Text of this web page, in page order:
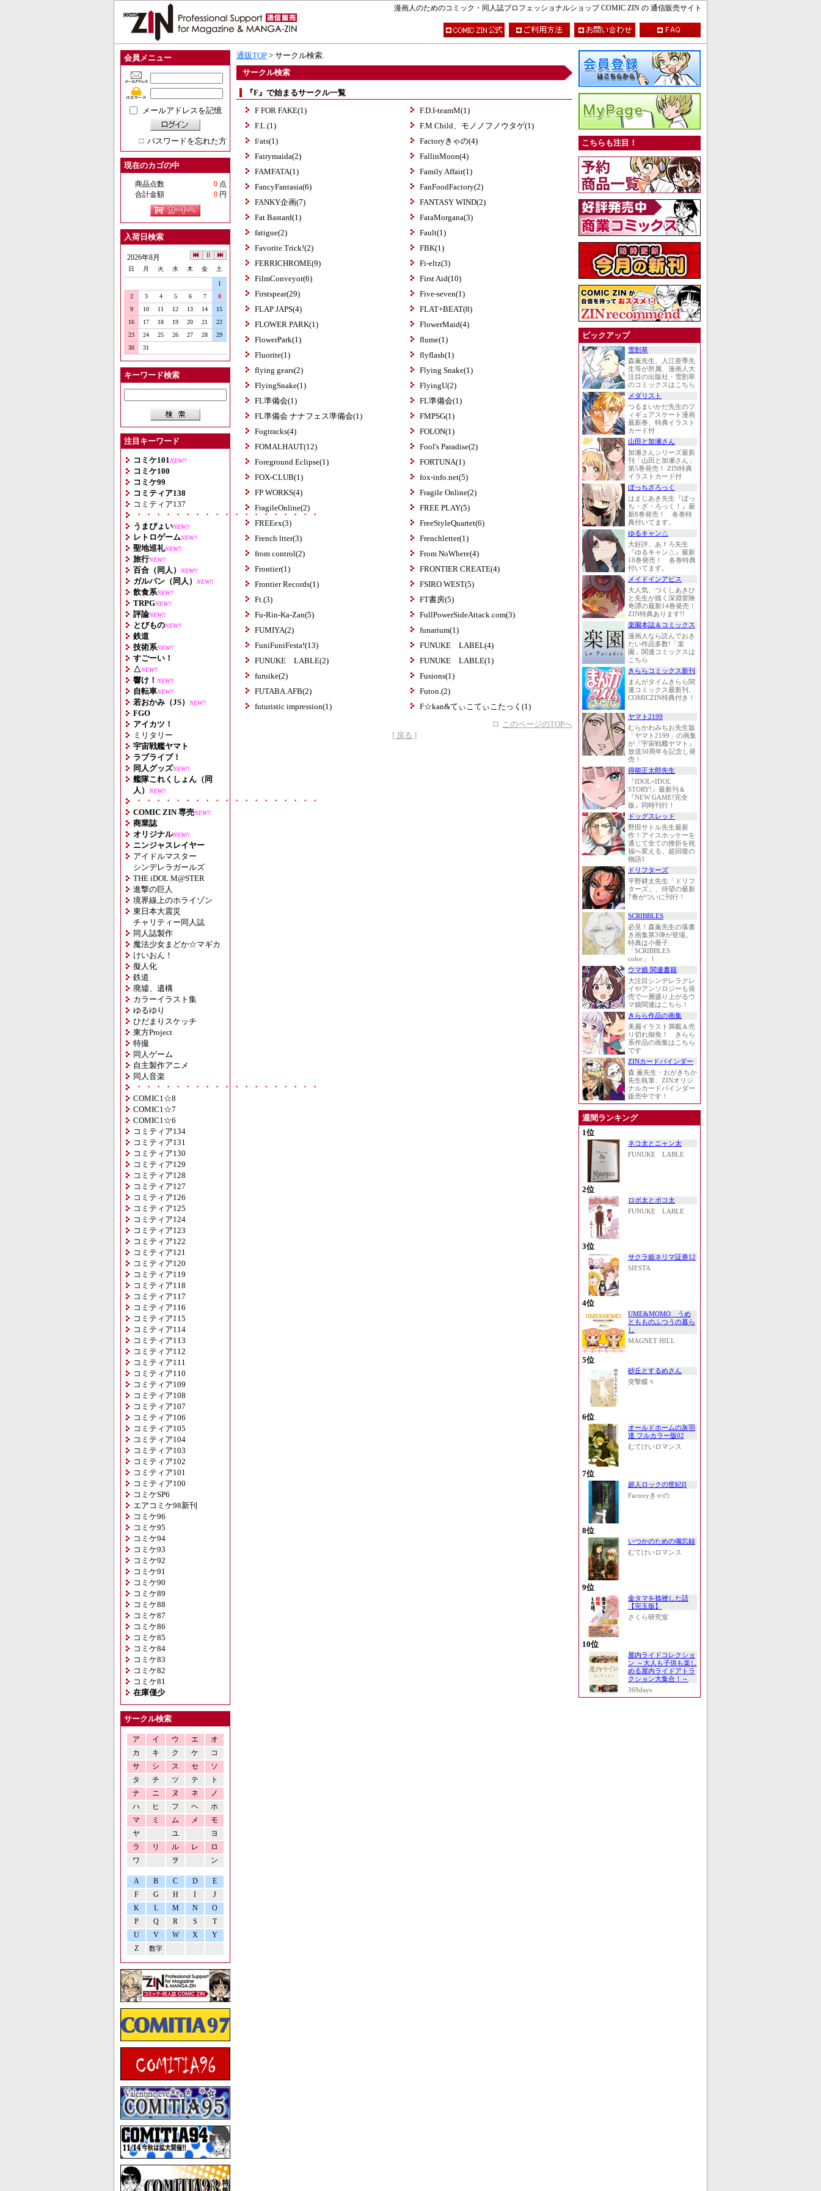
漫画人のためのコミック・同人誌プロフェッショナルショップ COMIC ZIN の 通信販売サイト
会員メニュー
メールアドレスを記憶
パスワードを忘れた方
現在のカゴの中
商品点数 0 点
合計金額
0 円
入荷日検索
2026年8月
日 月 火 水 木 金 土
1
2
3 4 5 6 7
8
9
10 11 12 13 14
15
16
17 18 19 20 21
22
23
24 25 26 27 28
29
30
31
キーワード検索
注目キーワード
コミケ101 NEW!!
コミケ100
コミケ99
コミティア138
コミティア137
・・・・・・・・・・・・・・・・・・・
うまぴょいNEW!!
レトロゲームNEW!!
聖地巡礼NEW!!
旅行NEW!!
百合（同人） NEW!!
ガルパン（同人） NEW!!
飲食系NEW!!
TRPGNEW!!
評論NEW!!
とびものNEW!!
鉄道
技術系NEW!!
すごーい！
△NEW!!
響け！ NEW!!
自転車NEW!!
若おかみ（JS） NEW!!
FGO
アイカツ！
ミリタリー
宇宙戦艦ヤマト
ラブライブ！
同人グッズNEW!!
艦隊これくしょん（同
人）
NEW!!
・・・・・・・・・・・・・・・・・・・
COMIC ZIN 専売NEW!!
商業誌
オリジナルNEW!!
ニンジャスレイヤー
アイドルマスター
シンデレラガールズ
THE iDOL M@STER
進撃の巨人
境界線上のホライゾン
東日本大震災
チャリティー同人誌
同人誌製作
魔法少女まどか☆マギカ
けいおん！
擬人化
鉄道
廃墟、遺構
カラーイラスト集
ゆるゆり
ひだまりスケッチ
東方Project
特撮
同人ゲーム
自主製作アニメ
同人音楽
・・・・・・・・・・・・・・・・・・・
COMIC1☆8
COMIC1☆7
COMIC1☆6
コミティア134
コミティア131
コミティア130
コミティア129
コミティア128
コミティア127
コミティア126
コミティア125
コミティア124
コミティア123
コミティア122
コミティア121
コミティア120
コミティア119
コミティア118
コミティア117
コミティア116
コミティア115
コミティア114
コミティア113
コミティア112
コミティア111
コミティア110
コミティア109
コミティア108
コミティア107
コミティア106
コミティア105
コミティア104
コミティア103
コミティア102
コミティア101
コミティア100
コミケSP6
エアコミケ98新刊
コミケ96
コミケ95
コミケ94
コミケ93
コミケ92
コミケ91
コミケ90
コミケ89
コミケ88
コミケ87
コミケ86
コミケ85
コミケ84
コミケ83
コミケ82
コミケ81
在庫僅少
サークル検索
ア イ ウ エ
オ
カ
キ ク ケ
コ
サ
シ ス セ
ソ
タ
チ ツ テ
ト
ナ
ニ ヌ ネ
ノ
ハ
ヒ フ ヘ
ホ
マ
ミ ム メ
モ
ヤ
ユ
ヨ
ラ
リ ル レ
ロ
ワ
ヲ ン
A B C D
E
F
G H I
J
K
L M N
O
P
Q R S
T
U
V W X
Y
Z
数字
通販TOP > サークル検索.
サークル検索
『F』で始まるサークル一覧
F FOR FAKE(1)
F.D.I-teamM(1)
F.L.(1)
F.M.Child、モノノフノウタゲ(1)
f/ats(1)
Factoryきゃの(4)
Fairymaida(2)
FallinMoon(4)
FAMFATA(1)
Family Affair(1)
FancyFantasia(6)
FanFoodFactory(2)
FANKY企画(7)
FANTASY WIND(2)
Fat Bastard(1)
FataMorgana(3)
fatigue(2)
Fault(1)
Favorite Trick!(2)
FBK(1)
FERRICHROME(9)
Fi-eltz(3)
FilmConveyor(6)
First Aid(10)
Firstspear(29)
Five-seven(1)
FLAP JAPS(4)
FLAT+BEAT(8)
FLOWER PARK(1)
FlowerMaid(4)
FlowerPark(1)
flume(1)
Fluorite(1)
flyflash(1)
flying gears(2)
Flying Snake(1)
FlyingSnake(1)
FlyingU(2)
FL準備会(1)
FL準備会(1)
FL準備会 ナナフェス準備会(1)
FMPSG(1)
Fogtracks(4)
FOLON(1)
FOMALHAUT(12)
Fool's Paradise(2)
Foreground Eclipse(1)
FORTUNA(1)
FOX-CLUB(1)
fox-info.net(5)
FP WORKS(4)
Fragile Online(2)
FragileOnline(2)
FREE PLAY(5)
FREEex(3)
FreeStyleQuartet(6)
French ltter(3)
Frenchletter(1)
from control(2)
From NoWhere(4)
Frontier(1)
FRONTIER CREATE(4)
Frontier Records(1)
FSIRO WEST(5)
Ft.(3)
FT書房(5)
Fu-Rin-Ka-Zan(5)
FullPowerSideAttack.com(3)
FUMIYA(2)
funarium(1)
FuniFuniFesta!(13)
FUNUKE LABEL(4)
FUNUKE LABLE(2)
FUNUKE LABLE(1)
furuike(2)
Fusions(1)
FUTABA.AFB(2)
Futon.(2)
futuristic impression(1)
F☆kan&てぃこてぃこたっく(1)
このページのTOPへ
[ 戻る ]
こちらも注目！
ピックアップ
雪割草
森薫先生、入江亜季先
生等が所属、漫画人大
注目の出版社・雪割草
のコミックスはこちら
メダリスト
つるまいかだ先生のフ
ィギュアスケート漫画
最新巻、特典イラスト
カード付
山田と加瀬さん
加瀬さんシリーズ最新
刊「山田と加瀬さん」
第5巻発売！ ZIN特典
イラストカード付
ぼっちざろっく
はまじあき先生『ぼっ
ち・ざ・ろっく！』最
新8巻発売！ 各巻特
典付いてます。
ゆるキャン△
大好評、あｆろ先生
『ゆるキャン△』最新
18巻発売！ 各巻特典
付いてます。
メイドインアビス
大人気、つくしあきひ
と先生が描く深淵冒険
奇譚の最新14巻発売！
ZIN特典あります!!
楽園本誌＆コミックス
漫画人なら読んでおき
たい作品多数!「楽
園」関連コミックスは
こちら
きららコミックス新刊
まんがタイムきらら関
連コミックス最新刊、
COMICZIN特典付き！
ヤマト2199
むらかわみちお先生版
「ヤマト2199」の画集
が『宇宙戦艦ヤマト』
放送50周年を記念し発
売！
得能正太郎先生
『IDOL×IDOL
STORY!』最新刊＆
『NEW GAME!完全
版』同時刊行！
ドッグスレッド
野田サトル先生最新
作！アイスホッケーを
通じて全ての挫折を祝
福へ変える、超回復の
物語1
ドリフターズ
平野耕太先生「ドリフ
ターズ」、待望の最新
7巻がついに刊行！
SCRIBBLES
必見！森薫先生の落書
き画集第3弾が登場。
特典は小冊子
「SCRIBBLES
color」！
ウマ娘 関連書籍
大注目シンデレラグレ
イやアンソロジーも発
売で一層盛り上がるウ
マ娘関連はこちら！
きらら作品の画集
美麗イラスト満載＆売
り切れ御免！ きらら
系作品の画集はこちら
です
ZINカードバインダー
森 薫先生・おがきちか
先生執筆、ZINオリジ
ナルカードバインダー
販売中です！
週間ランキング
1位
ネコ太とニャン太
FUNUKE LABLE
2位
ロボ太とポコ太
FUNUKE LABLE
3位
サクラ姫ネリマ証券12
SIESTA
4位
UME&MOMO うめ
ともものふつうの暮ら
し
MAGNET HILL
5位
砂丘とするめさん
突撃蝶々
6位
オールドホームの灰羽
達 フルカラー版02
むてけいロマンス
7位
超人ロックの世紀II
Factoryきゃの
8位
いつかのための備忘録
むてけいロマンス
9位
金タマを捻挫した話
【完玉版】
さくら研究室
10位
屋内ライドコレクショ
ン ～大人も子供も楽し
める屋内ライドアトラ
クション大集合！～
369days